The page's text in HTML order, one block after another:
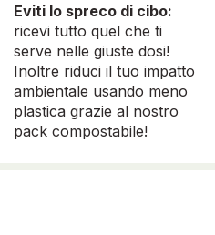
Eviti lo spreco di cibo:
ricevi tutto quel che ti
serve nelle giuste dosi!
Inoltre riduci il tuo impatto
ambientale usando meno
plastica grazie al nostro
pack compostabile!